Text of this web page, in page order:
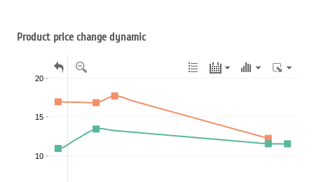
Product price change dynamic